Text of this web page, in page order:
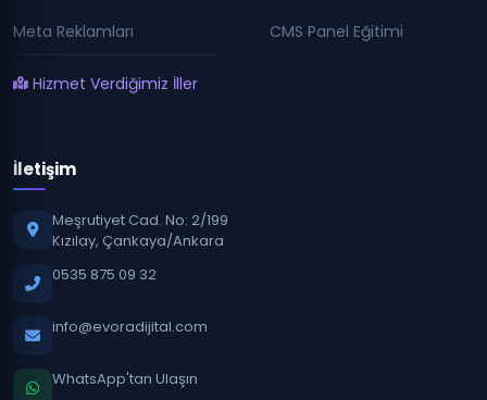
Meta Reklamları
Hizmet Verdiğimiz İller
CMS Panel Eğitimi
İletişim
Meşrutiyet Cad. No: 2/199
Kızılay, Çankaya/Ankara
0535 875 09 32
info@evoradijital.com
WhatsApp'tan Ulaşın